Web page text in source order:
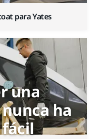
una
ha
para Yates